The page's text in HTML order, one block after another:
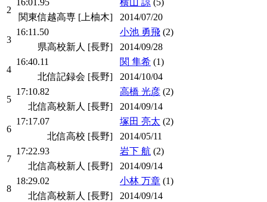
2
16:01.95 横山 諒 (5)
関東信越高専 [上柚木]
2014/07/20
3
16:11.50 小池 勇飛 (2)
県高校新人 [長野]
2014/09/28
4
16:40.11 関 隼希 (1)
北信記録会 [長野]
2014/10/04
5
17:10.82 高橋 光彦 (2)
北信高校新人 [長野]
2014/09/14
6
17:17.07 塚田 亮太 (2)
北信高校 [長野]
2014/05/11
7
17:22.93 岩下 航 (2)
北信高校新人 [長野]
2014/09/14
8
18:29.02 小林 万章 (1)
北信高校新人 [長野]
2014/09/14